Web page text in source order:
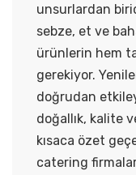
unsurlardan
sebze, et ve
ürünlerin hem
gerekiyor.
doğrudan
doğallık, kalite
kısaca özet
catering